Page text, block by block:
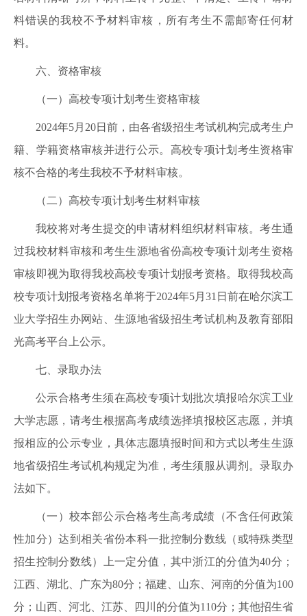
料错误的我校不予材料审核，所有考生不需邮寄任何材
料。
六、资格审核
（一）高校专项计划考生资格审核
2024年5月20日前，由各省级招生考试机构完成考生户
籍、学籍资格审核并进行公示。高校专项计划考生资格审
核不合格的考生我校不予材料审核。
（二）高校专项计划考生材料审核
我校将对考生提交的申请材料组织材料审核。考生通
过我校材料审核和考生生源地省份高校专项计划考生资格
审核即视为取得我校高校专项计划报考资格。取得我校高
校专项计划报考资格名单将于2024年5月31日前在哈尔滨工
业大学招生办网站、生源地省级招生考试机构及教育部阳
光高考平台上公示。
七、录取办法
公示合格考生须在高校专项计划批次填报哈尔滨工业
大学志愿，请考生根据高考成绩选择填报校区志愿，并填
报相应的公示专业，具体志愿填报时间和方式以考生生源
地省级招生考试机构规定为准，考生须服从调剂。录取办
法如下。
（一）校本部公示合格考生高考成绩（不含任何政策
性加分）达到相关省份本科一批控制分数线（或特殊类型
招生控制分数线）上一定分值，其中浙江的分值为40分；
江西、湖北、广东为80分；福建、山东、河南的分值为100
分；山西、河北、江苏、四川的分值为110分；其他招生省